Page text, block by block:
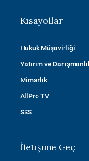
Kısayollar
Hukuk Müşavirliği
Yatırım ve
Mimarlık
AllPro TV
SSS
İletişime Geç